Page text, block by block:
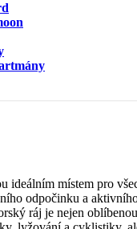
ideálním místem pro
odpočinku a
ráj je nejen